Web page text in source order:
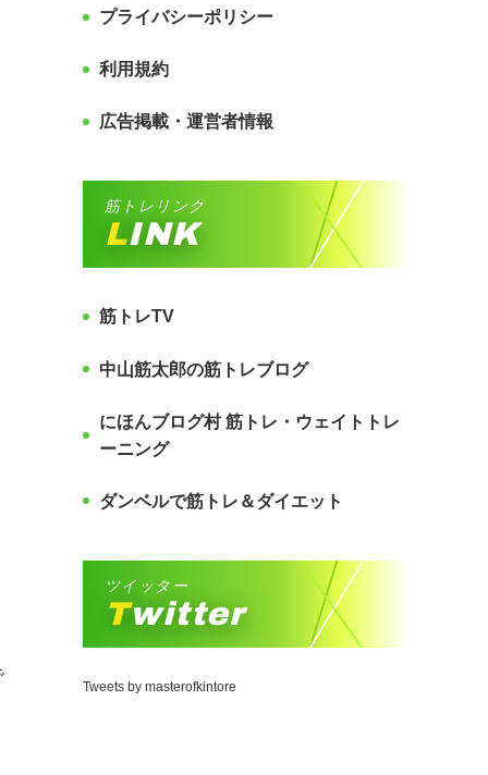
プライバシーポリシー
利用規約
広告掲載・運営者情報
筋トレリンク
LINK
筋トレTV
中山筋太郎の筋トレブログ
にほんブログ村 筋トレ・ウェイトトレ
ーニング
ダンベルで筋トレ＆ダイエット
ツイッター
Twitter
Tweets by masterofkintore